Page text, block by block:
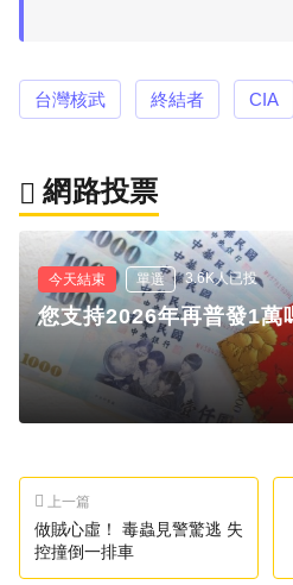
台灣核武 終結者 CIA
網路投票
今天結束 單選 3.6K人已投
您支持2026年再普發1萬
上一篇
​做賊心虛！ 毒蟲見警驚逃 失
控撞倒一排車